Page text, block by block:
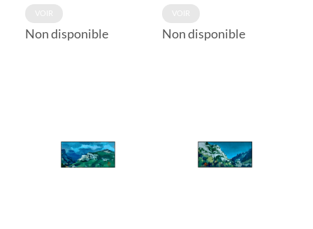
Non disponible Non disponible